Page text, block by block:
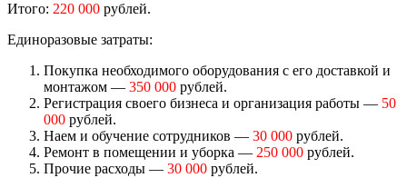
Итого: 220 000 рублей.
Единоразовые затраты:
Покупка необходимого оборудования с его доставкой и
монтажом — 350 000 рублей.
Регистрация своего бизнеса и организация работы — 50
000 рублей.
Наем и обучение сотрудников — 30 000 рублей.
Ремонт в помещении и уборка — 250 000 рублей.
Прочие расходы — 30 000 рублей.